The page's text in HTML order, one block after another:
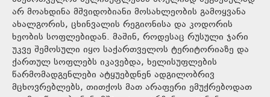
არ მოახდინა მშვიდობიანი მოსახლეობის გამოყვანა
ახალგორის, ცხინვალის რეგიონისა და კოდორის
ხეობის სოფლებიდან. მაშინ, როდესაც რუსული ჯარი
უკვე შემოსული იყო საქართველოს ტერიტორიაზე და
ქართულ სოფლებს იკავებდა, ხელისუფლების
წარმომადგენლები ატყუებდნენ ადგილობრივ
მცხოვრებლებს, თითქოს მათ არაფერი ემუქრებოდათ